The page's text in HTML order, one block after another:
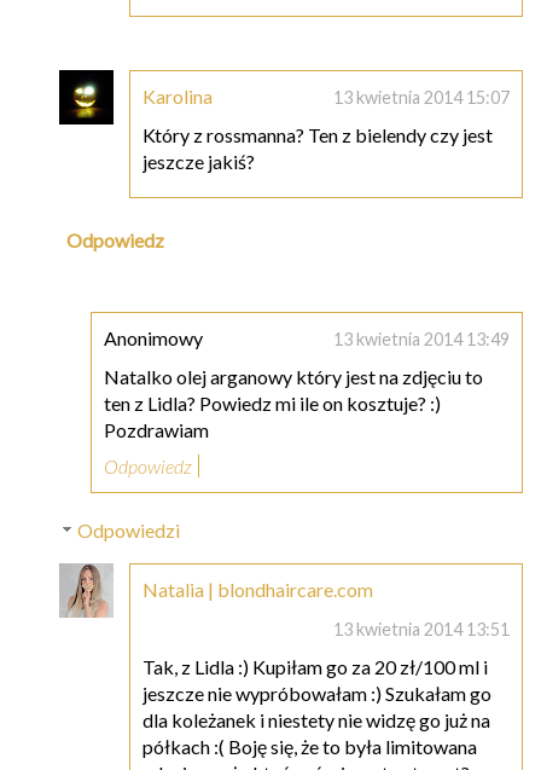
Karolina 13 kwietnia 2014 15:07
Który z rossmanna? Ten z bielendy czy jest
jeszcze jakiś?
Odpowiedz
Anonimowy 13 kwietnia 2014 13:49
Natalko olej arganowy który jest na zdjęciu to
ten z Lidla? Powiedz mi ile on kosztuje? :)
Pozdrawiam
Odpowiedz
Odpowiedzi
Natalia | blondhaircare.com
13 kwietnia 2014 13:51
Tak, z Lidla :) Kupiłam go za 20 zł/100 ml i
jeszcze nie wypróbowałam :) Szukałam go
dla koleżanek i niestety nie widzę go już na
półkach :( Boję się, że to była limitowana